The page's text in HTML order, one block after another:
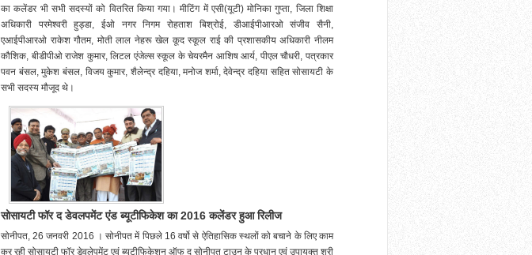
का कलेंडर भी सभी सदस्यों को वितरित किया गया। मीटिंग में एसी(यूटी) मोनिका गुप्ता, जिला शिक्षा
अधिकारी परमेश्वरी हुड्डा, ईओ नगर निगम रोहताश बिश्रोई, डीआईपीआरओ संजीव सैनी,
एआईपीआरओ राकेश गौतम, मोती लाल नेहरू खेल कूद स्कूल राई की प्रशासकीय अधिकारी नीलम
कौशिक, बीडीपीओ राजेश कुमार, लिटल एंजेल्स स्कूल के चेयरमैन आशिष आर्य, पीएल चौधरी, पत्रकार
पवन बंसल, मुकेश बंसल, विजय कुमार, शैलेन्द्र दहिया, मनोज शर्मा, देवेन्द्र दहिया सहित सोसायटी के
सभी सदस्य मौजूद थे।
सोसायटी फॉर द डेवलपमेंट एंड ब्यूटीफिकेश का 2016 कलेंडर हुआ रिलीज
सोनीपत, 26 जनवरी 2016 । सोनीपत में पिछले 16 वर्षो से ऐतिहासिक स्थलों को बचाने के लिए काम
कर रही सोसायटी फॉर डेवलेपमेंट एवं ब्यूटीफिकेशन ऑफ द सोनीपत टाउन के प्रधान एवं उपायुक्त श्री